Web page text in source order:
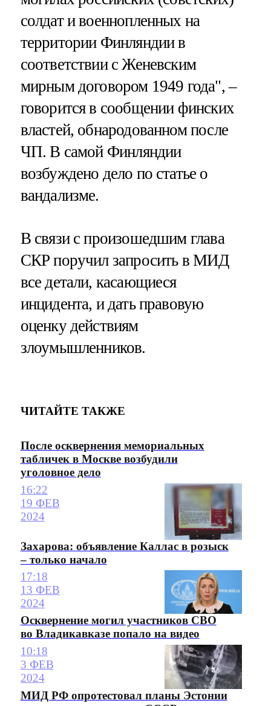
солдат и военнопленных на
территории Финляндии в
соответствии с Женевским
мирным договором 1949 года", –
говорится в сообщении финских
властей, обнародованном после
ЧП. В самой Финляндии
возбуждено дело по статье о
вандализме.
В связи с произошедшим глава
СКР поручил запросить в МИД
все детали, касающиеся
инцидента, и дать правовую
оценку действиям
злоумышленников.
ЧИТАЙТЕ ТАКЖЕ
После осквернения мемориальных
табличек в Москве возбудили
уголовное дело
16:22
19 ФЕВ
2024
Захарова: объявление Каллас в розыск
– только начало
17:18
13 ФЕВ
2024
Осквернение могил участников СВО
во Владикавказе попало на видео
10:18
3 ФЕВ
2024
МИД РФ опротестовал планы Эстонии